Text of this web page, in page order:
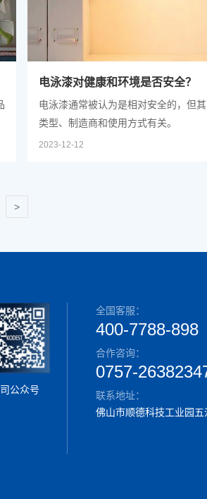
电泳漆对健康和环境是否安全？
电泳漆通常被认为是相对安全的，但
类型、制造商和使用方式有关。
2023-12-12
公众号
全国客服：
400-7788-898
合作咨询：
0757-
联系地址：
佛山市顺德科技工业园